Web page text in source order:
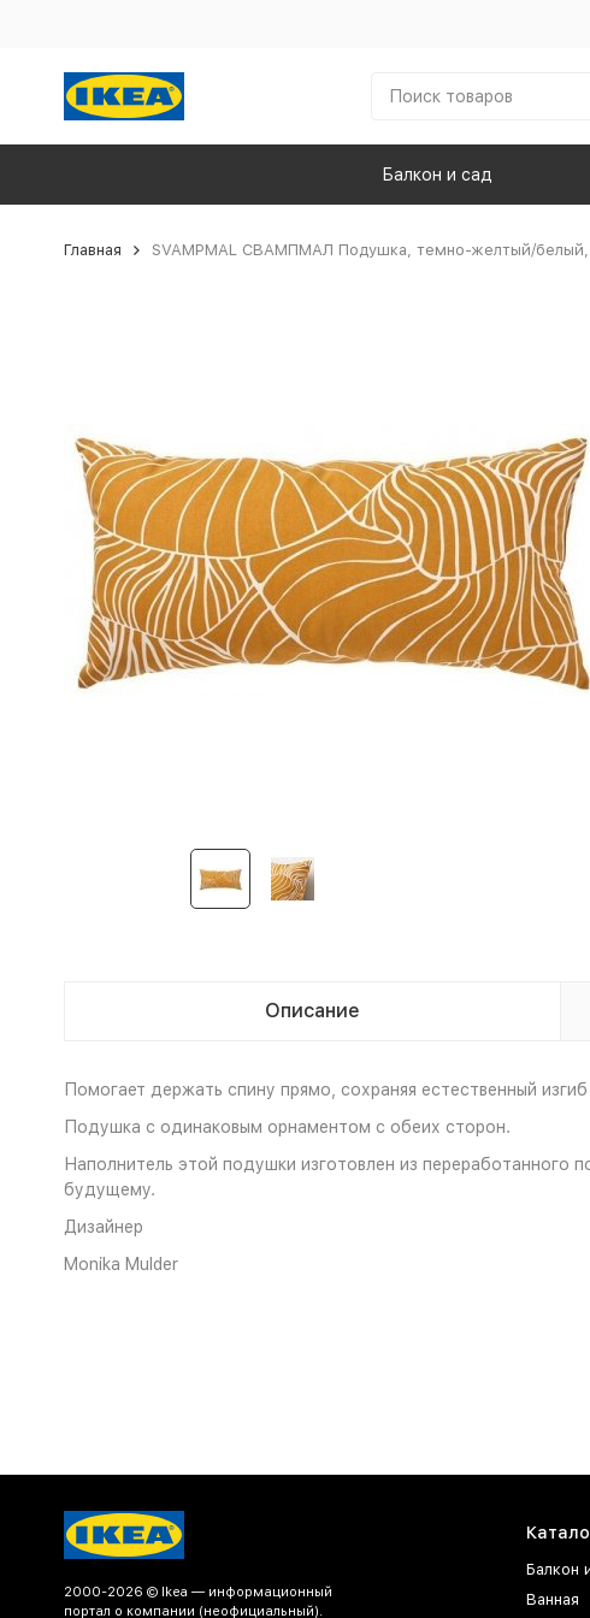
Балкон и сад
Главная SVAMPMAL СВАМПМАЛ Подушка, темно-желтый/
Описание
Помогает держать спину прямо, сохраняя естественный
Подушка с одинаковым орнаментом с обеих сторон.
Наполнитель этой подушки изготовлен из переработанного
будущему.
Дизайнер
Monika Mulder
2000-2026 © Ikea — информационный
портал о компании (неофициальный).
Балкон
Ванная